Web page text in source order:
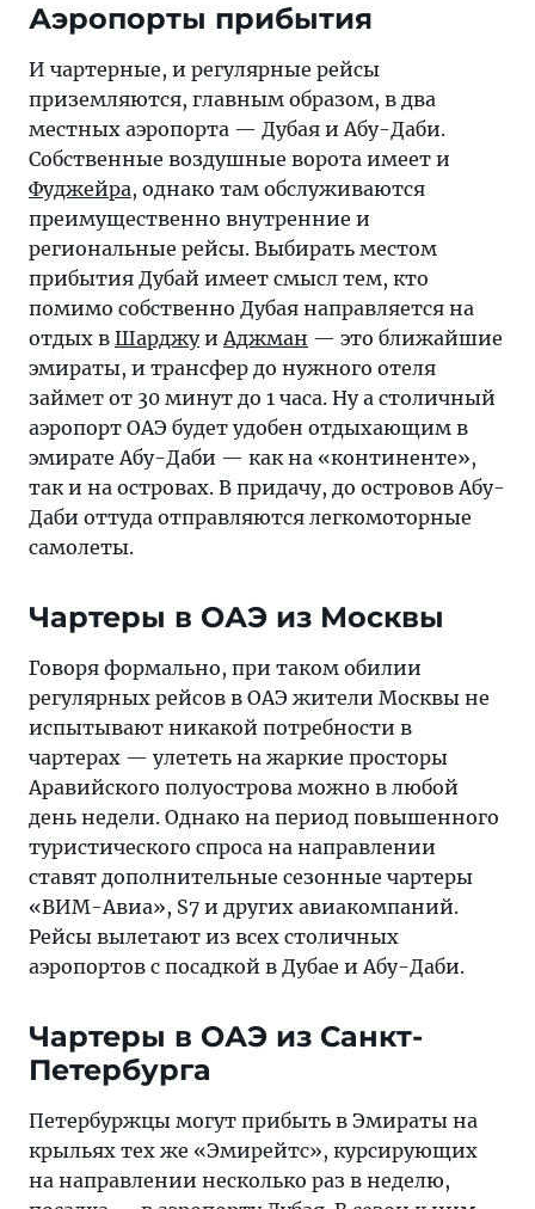
Аэропорты прибытия
И чартерные, и регулярные рейсы
приземляются, главным образом, в два
местных аэропорта — Дубая и Абу-Даби.
Собственные воздушные ворота имеет и
Фуджейра, однако там обслуживаются
преимущественно внутренние и
региональные рейсы. Выбирать местом
прибытия Дубай имеет смысл тем, кто
помимо собственно Дубая направляется на
отдых в ШарджуиАджман — это ближайшие
эмираты, и трансфер до нужного отеля
займет от 30 минут до 1 часа. Ну а столичный
аэропорт ОАЭ будет удобен отдыхающим в
эмирате Абу-Даби — как на «континенте»,
так и на островах. В придачу, до островов Абу-
Даби оттуда отправляются легкомоторные
самолеты.
Чартеры в ОАЭ из Москвы
Говоря формально, при таком обилии
регулярных рейсов в ОАЭ жители Москвы не
испытывают никакой потребности в
чартерах — улететь на жаркие просторы
Аравийского полуострова можно в любой
день недели. Однако на период повышенного
туристического спроса на направлении
ставят дополнительные сезонные чартеры
«ВИМ-Авиа», S7 и других авиакомпаний.
Рейсы вылетают из всех столичных
аэропортов с посадкой в Дубае и Абу-Даби.
Чартеры в ОАЭ из Санкт-
Петербурга
Петербуржцы могут прибыть в Эмираты на
крыльях тех же «Эмирейтс», курсирующих
на направлении несколько раз в неделю,